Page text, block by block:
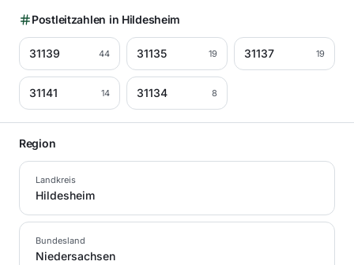
Postleitzahlen in Hildesheim
31139 44 31135 19 31137 19
31141 14 31134 8
Region
Landkreis
Hildesheim
Bundesland
Niedersachsen